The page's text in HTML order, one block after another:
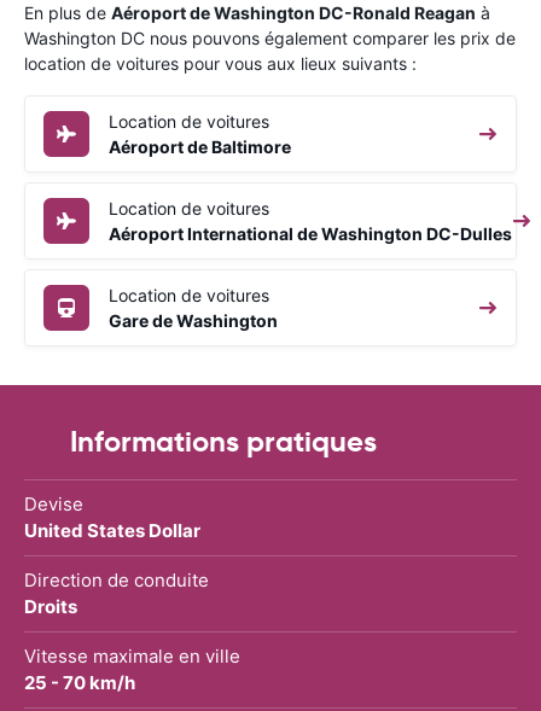
En plus de Aéroport de Washington DC-Ronald Reagan à
Washington DC nous pouvons également comparer les prix de
location de voitures pour vous aux lieux suivants :
Location de voitures
Aéroport de Baltimore
Location de voitures
Aéroport International de Washington DC-Dulles
Location de voitures
Gare de Washington
Informations pratiques
Devise
United States Dollar
Direction de conduite
Droits
Vitesse maximale en ville
25 - 70 km/h